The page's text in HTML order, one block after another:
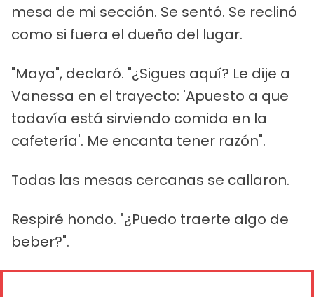
mesa de mi sección. Se sentó. Se reclinó
como si fuera el dueño del lugar.
"Maya", declaró. "¿Sigues aquí? Le dije a
Vanessa en el trayecto: 'Apuesto a que
todavía está sirviendo comida en la
cafetería'. Me encanta tener razón".
Todas las mesas cercanas se callaron.
Respiré hondo. "¿Puedo traerte algo de
beber?".